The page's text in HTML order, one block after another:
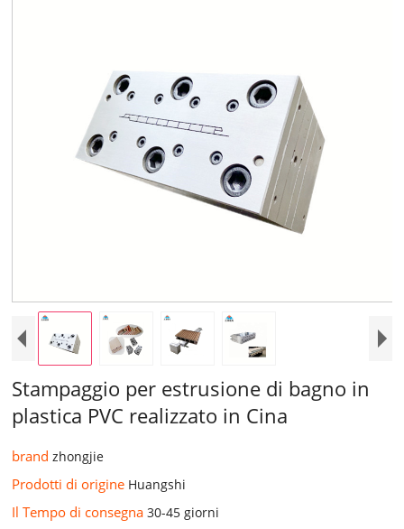
Stampaggio per estrusione di bagno in
plastica PVC realizzato in Cina
brandzhongjie
Prodotti di origine Huangshi
Il Tempo di consegna30-45 giorni